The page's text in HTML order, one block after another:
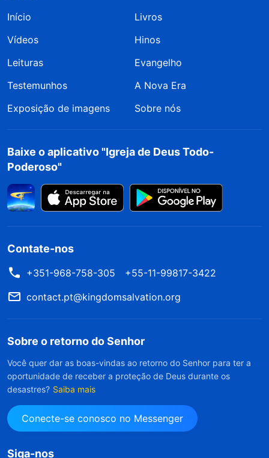
Início
Livros
Vídeos
Hinos
Leituras
Evangelho
Testemunhos
A Nova Era
Exposição de imagens
Sobre nós
Baixe o aplicativo "Igreja de Deus Todo-
Poderoso"
Contate-nos
+351-968-758-305
+55-11-99817-3422
contact.pt@kingdomsalvation.org
Sobre o retorno do Senhor
Você quer dar as boas-vindas ao retorno do Senhor para ter a
oportunidade de receber a proteção de Deus durante os
desastres? Saiba mais
Conecte-se conosco no Messenger
Siga-nos